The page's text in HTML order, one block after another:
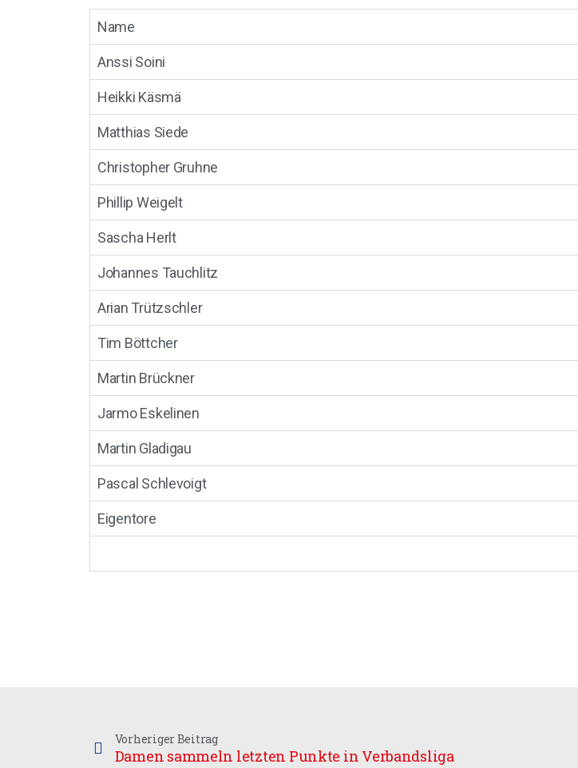
Name
Anssi Soini
Heikki Käsmä
Matthias Siede
Christopher Gruhne
Phillip Weigelt
Sascha Herlt
Johannes Tauchlitz
Arian Trützschler
Tim Böttcher
Martin Brückner
Jarmo Eskelinen
Martin Gladigau
Pascal Schlevoigt
Eigentore
Vorheriger Beitrag
Damen sammeln letzten Punkte in Verbandsliga